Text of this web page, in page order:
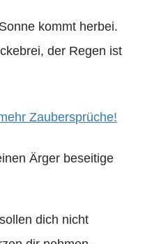
kommt herbei.
der Regen ist
Zaubersprüche!
Ärger beseitige
dich nicht